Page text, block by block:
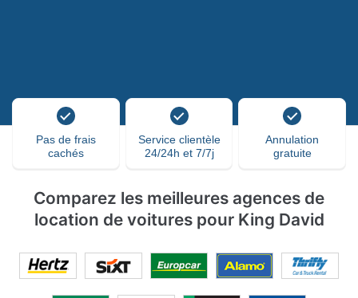
Pas de frais
cachés
Service clientèle
24/24h et 7/7j
Annulation
gratuite
Comparez les meilleures agences de
location de voitures pour King David